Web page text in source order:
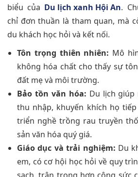
biểu của Du lịch xanh Hội An.
chỉ đơn thuần là tham quan, mà
du khách học hỏi và kết nối.
Tôn trọng thiên nhiên: Mô
không hóa chất cho thấy sự
đất mẹ và môi trường.
Bảo tồn văn hóa: Du lịch
thu nhập, khuyến khích họ
triển nghề trồng rau truyền
sản văn hóa quý giá.
Giáo dục và trải nghiệm: Du
em, có cơ hội học hỏi về quy